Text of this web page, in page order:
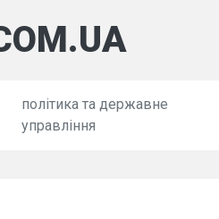
політика та державне
управління